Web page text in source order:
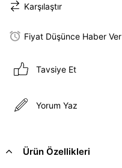
Karşılaştır
Fiyat Düşünce Haber Ver
Tavsiye Et
Yorum Yaz
Ürün Özellikleri